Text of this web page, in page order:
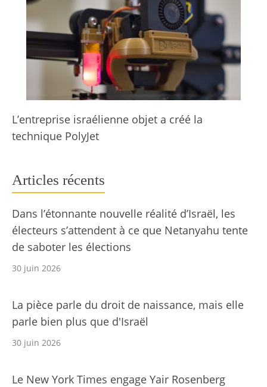
L’entreprise israélienne objet a créé la
technique PolyJet
Articles récents
Dans l’étonnante nouvelle réalité d’Israël, les
électeurs s’attendent à ce que Netanyahu tente
de saboter les élections
30 juin 2026
La pièce parle du droit de naissance, mais elle
parle bien plus que d'Israël
30 juin 2026
Le New York Times engage Yair Rosenberg